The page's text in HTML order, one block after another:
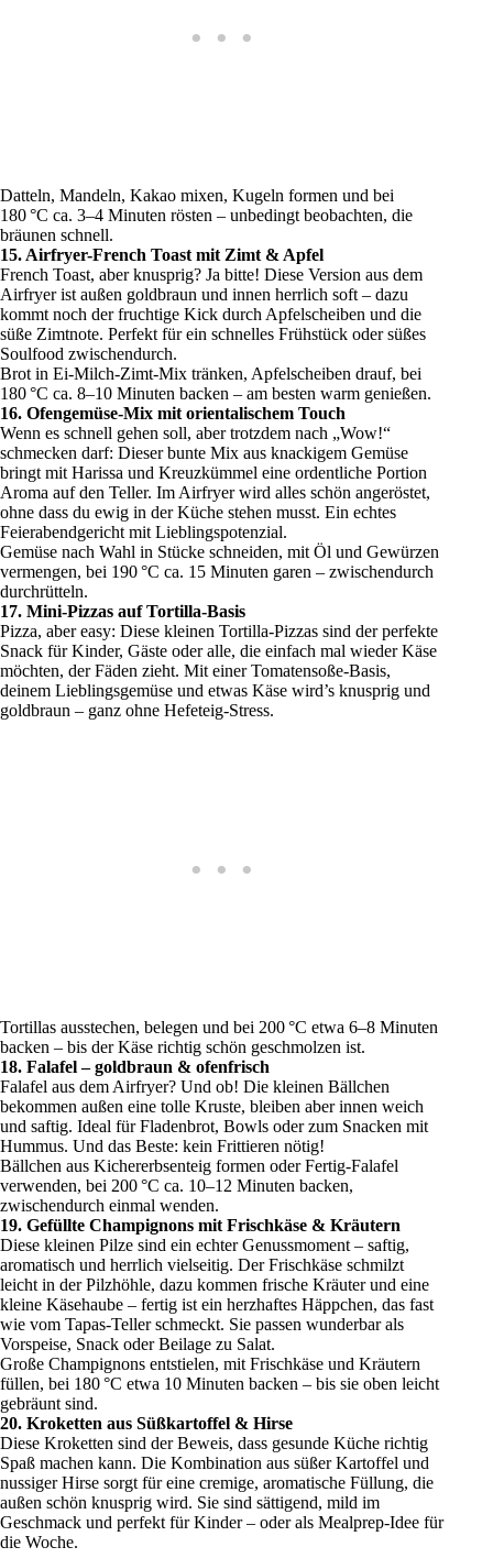
Datteln, Mandeln, Kakao mixen, Kugeln formen und bei
180 °C ca. 3–4 Minuten rösten – unbedingt beobachten, die
bräunen schnell.
15. Airfryer-French Toast mit Zimt & Apfel
French Toast, aber knusprig? Ja bitte! Diese Version aus dem
Airfryer ist außen goldbraun und innen herrlich soft – dazu
kommt noch der fruchtige Kick durch Apfelscheiben und die
süße Zimtnote. Perfekt für ein schnelles Frühstück oder süßes
Soulfood zwischendurch.
Brot in Ei-Milch-Zimt-Mix tränken, Apfelscheiben drauf, bei
180 °C ca. 8–10 Minuten backen – am besten warm genießen.
16. Ofengemüse-Mix mit orientalischem Touch
Wenn es schnell gehen soll, aber trotzdem nach „Wow!“
schmecken darf: Dieser bunte Mix aus knackigem Gemüse
bringt mit Harissa und Kreuzkümmel eine ordentliche Portion
Aroma auf den Teller. Im Airfryer wird alles schön angeröstet,
ohne dass du ewig in der Küche stehen musst. Ein echtes
Feierabendgericht mit Lieblingspotenzial.
Gemüse nach Wahl in Stücke schneiden, mit Öl und Gewürzen
vermengen, bei 190 °C ca. 15 Minuten garen – zwischendurch
durchrütteln.
17. Mini-Pizzas auf Tortilla-Basis
Pizza, aber easy: Diese kleinen Tortilla-Pizzas sind der perfekte
Snack für Kinder, Gäste oder alle, die einfach mal wieder Käse
möchten, der Fäden zieht. Mit einer Tomatensoße-Basis,
deinem Lieblingsgemüse und etwas Käse wird’s knusprig und
goldbraun – ganz ohne Hefeteig-Stress.
Tortillas ausstechen, belegen und bei 200 °C etwa 6–8 Minuten
backen – bis der Käse richtig schön geschmolzen ist.
18. Falafel – goldbraun & ofenfrisch
Falafel aus dem Airfryer? Und ob! Die kleinen Bällchen
bekommen außen eine tolle Kruste, bleiben aber innen weich
und saftig. Ideal für Fladenbrot, Bowls oder zum Snacken mit
Hummus. Und das Beste: kein Frittieren nötig!
Bällchen aus Kichererbsenteig formen oder Fertig-Falafel
verwenden, bei 200 °C ca. 10–12 Minuten backen,
zwischendurch einmal wenden.
19. Gefüllte Champignons mit Frischkäse & Kräutern
Diese kleinen Pilze sind ein echter Genussmoment – saftig,
aromatisch und herrlich vielseitig. Der Frischkäse schmilzt
leicht in der Pilzhöhle, dazu kommen frische Kräuter und eine
kleine Käsehaube – fertig ist ein herzhaftes Häppchen, das fast
wie vom Tapas-Teller schmeckt. Sie passen wunderbar als
Vorspeise, Snack oder Beilage zu Salat.
Große Champignons entstielen, mit Frischkäse und Kräutern
füllen, bei 180 °C etwa 10 Minuten backen – bis sie oben leicht
gebräunt sind.
20. Kroketten aus Süßkartoffel & Hirse
Diese Kroketten sind der Beweis, dass gesunde Küche richtig
Spaß machen kann. Die Kombination aus süßer Kartoffel und
nussiger Hirse sorgt für eine cremige, aromatische Füllung, die
außen schön knusprig wird. Sie sind sättigend, mild im
Geschmack und perfekt für Kinder – oder als Mealprep-Idee für
die Woche.